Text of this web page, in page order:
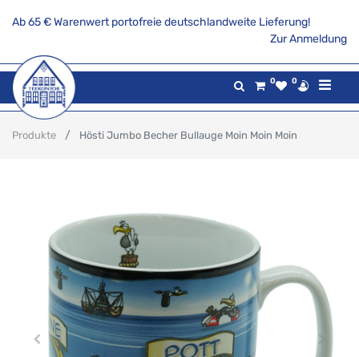
Ab 65 € Warenwert portofreie deutschlandweite Lieferung!
Zur Anmeldung
0 0
Produkte Hösti Jumbo Becher Bullauge Moin Moin Moin